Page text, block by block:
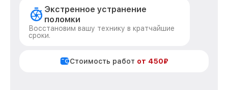
Экстренное устранение
поломки
Восстановим вашу технику в кратчайшие
сроки.
Стоимость работ от 450₽